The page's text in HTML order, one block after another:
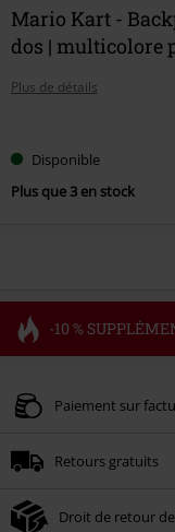
Mario Kart -
dos | multicolore
Plus de détails
votre
taille
Disponible
Plus que 3 en stock
-10 %
Valable jusqu'au 11/08/
Une fois le code saisi, la
Non cumulable avec
Paiement sur
Retours gratuits
Droit de retour